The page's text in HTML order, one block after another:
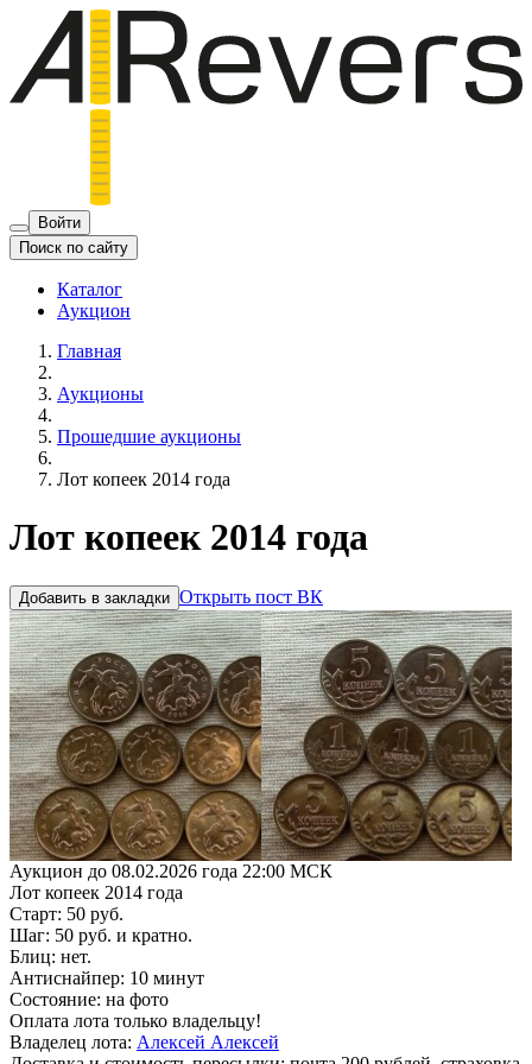
Войти
Поиск по сайту
Каталог
Аукцион
Главная
Аукционы
Прошедшие аукционы
Лот копеек 2014 года
Лот копеек 2014 года
Добавить в закладки Открыть пост ВК
Аукцион до 08.02.2026 года 22:00 МСК
Лот копеек 2014 года
Старт: 50 руб.
Шаг: 50 руб. и кратно.
Блиц: нет.
Антиснайпер: 10 минут
Состояние: на фото
Оплата лота только владельцу!
Владелец лота: Алексей Алексей